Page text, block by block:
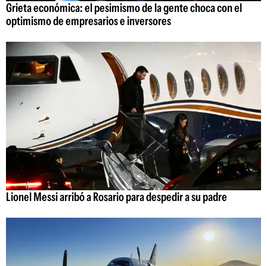
Grieta económica: el pesimismo de la gente choca con el
optimismo de empresarios e inversores
Lionel Messi arribó a Rosario para despedir a su padre